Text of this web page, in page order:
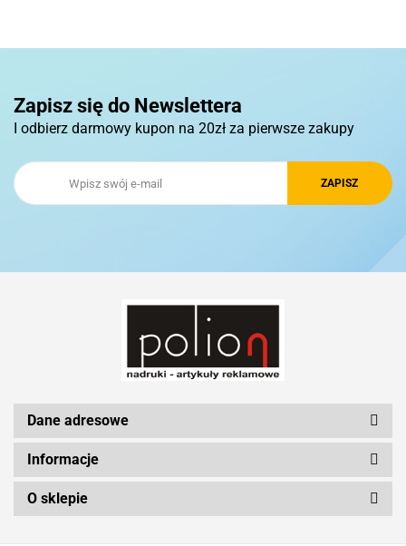
Royal Design
Silicon Power
Zapisz się do Newslettera
I odbierz darmowy kupon na 20zł za pierwsze zakupy
Dane adresowe
Informacje
O sklepie